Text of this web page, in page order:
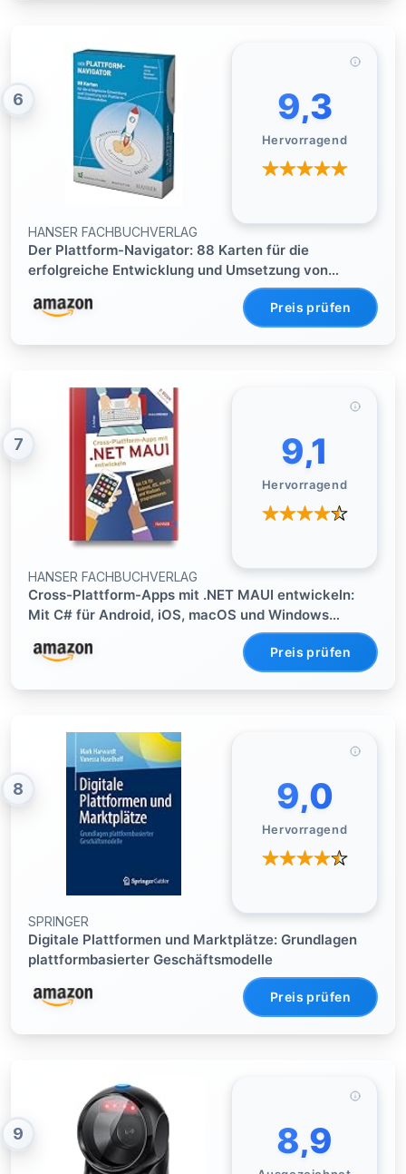
6 9,3
Hervorragend
HANSER FACHBUCHVERLAG
Der Plattform-Navigator: 88 Karten für die
erfolgreiche Entwicklung und Umsetzung von
Preis prüfen
7 9,1
Hervorragend
HANSER FACHBUCHVERLAG
Cross-Plattform-Apps mit .NET MAUI entwickeln:
Mit C# für Android, iOS, macOS und Windows
Preis prüfen
8 9,0
Hervorragend
SPRINGER
Digitale Plattformen und Marktplätze: Grundlagen
plattformbasierter Geschäftsmodelle
Preis prüfen
9 8,9